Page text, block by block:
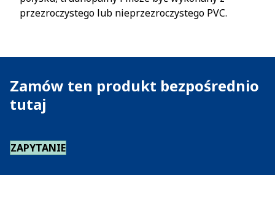
przezroczystego lub nieprzezroczystego PVC.
Zamów ten produkt bezpośrednio
tutaj
ZAPYTANIE